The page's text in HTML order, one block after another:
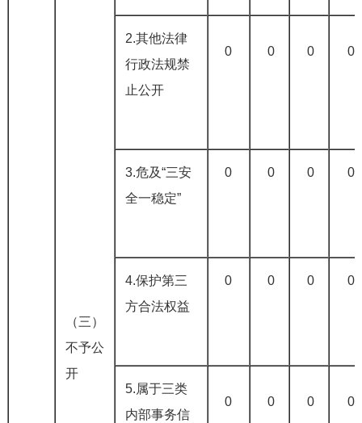
（三）
不予公
开
2.其他法律
行政法规禁
止公开
0 0 0 0
3.危及“三安
全一稳定”
0 0 0 0
4.保护第三
方合法权益
0 0 0 0
5.属于三类
内部事务信
0 0 0 0